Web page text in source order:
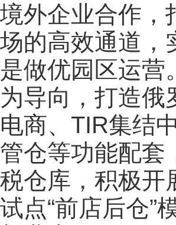
境外企业合作，
场的高效通道，
是做优园区运营
为导向，打造俄
电商、TIR集结
管仓等功能配套
税仓库，积极开
试点“前店后仓”